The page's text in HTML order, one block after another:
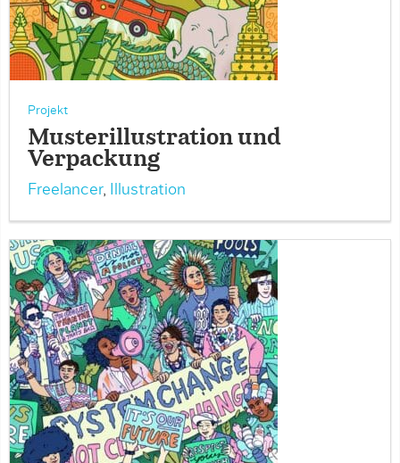
Projekt
Musterillustration und
Verpackung
Freelancer, Illustration